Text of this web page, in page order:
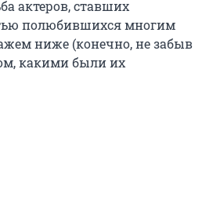
актеров, ставших
полюбившихся многим
ниже (конечно, не забыв
какими были их